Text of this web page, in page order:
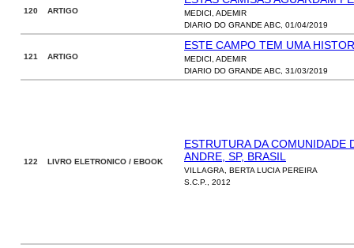
120 ARTIGO
MEDICI, ADEMIR
DIARIO DO GRANDE ABC, 01/04/2019
121 ARTIGO
ESTE CAMPO TEM UMA
MEDICI, ADEMIR
DIARIO DO GRANDE ABC, 31/03/2019
122 LIVRO ELETRONICO / EBOOK
ESTRUTURA DA COMUNIDADE
ANDRE, SP, BRASIL
VILLAGRA, BERTA LUCIA PEREIRA
S.C.P., 2012